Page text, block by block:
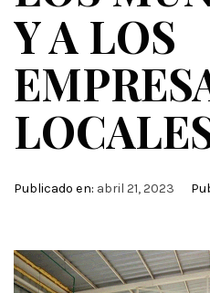
Y A LOS
Publicado en: abril 21, 2023